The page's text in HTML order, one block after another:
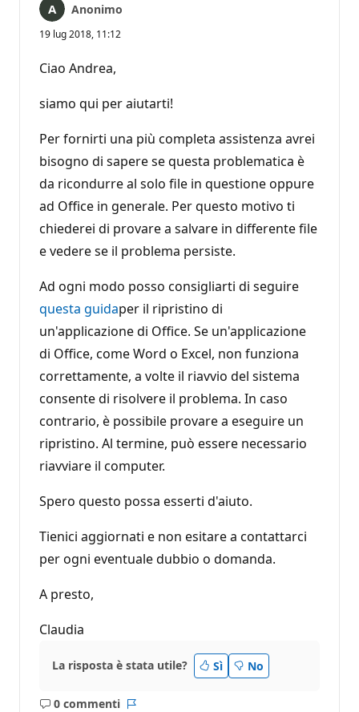
Anonimo
19 lug 2018, 11:12
Ciao Andrea,
siamo qui per aiutarti!
Per fornirti una più completa assistenza avrei
bisogno di sapere se questa problematica è
da ricondurre al solo file in questione oppure
ad Office in generale. Per questo motivo ti
chiederei di provare a salvare in differente file
e vedere se il problema persiste.
Ad ogni modo posso consigliarti di seguire
questa guidaper il ripristino di
un'applicazione di Office. Se un'applicazione
di Office, come Word o Excel, non funziona
correttamente, a volte il riavvio del sistema
consente di risolvere il problema. In caso
contrario, è possibile provare a eseguire un
ripristino. Al termine, può essere necessario
riavviare il computer.
Spero questo possa esserti d'aiuto.
Tienici aggiornati e non esitare a contattarci
per ogni eventuale dubbio o domanda.
A presto,
Claudia
La risposta è stata utile? Sì No
0 commenti